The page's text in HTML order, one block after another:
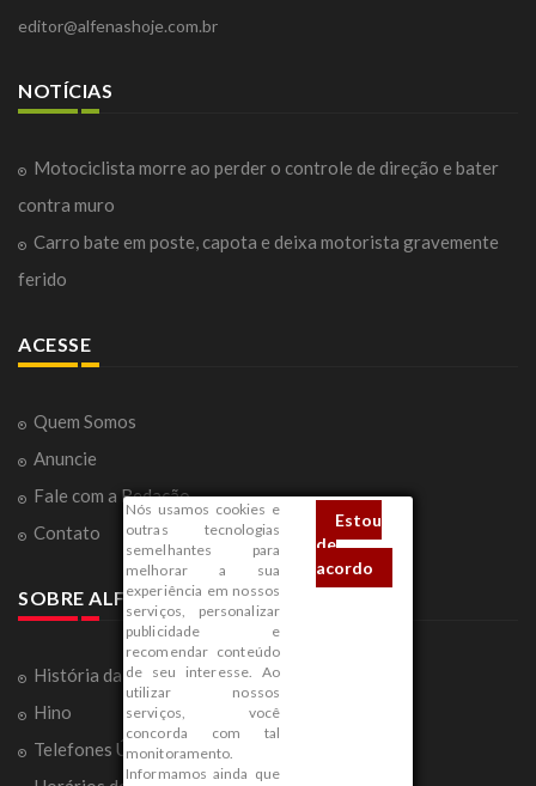
Nós usamos cookies e
outras tecnologias
semelhantes para
melhorar a sua
experiência em nossos
serviços, personalizar
publicidade e
recomendar conteúdo
de seu interesse. Ao
utilizar nossos
serviços, você
concorda com tal
monitoramento.
Informamos ainda que
Estou
de
acordo
editor@alfenashoje.com.br
NOTÍCIAS
Motociclista morre ao perder o controle de direção e bater
contra muro
Carro bate em poste, capota e deixa motorista gravemente
ferido
ACESSE
Quem Somos
Anuncie
Fale com a Redação
Contato
SOBRE ALFENAS
História da Cidade
Hino
Telefones Úteis